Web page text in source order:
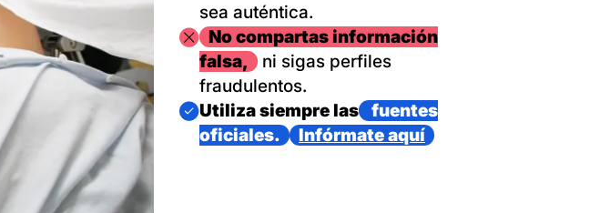
sea auténtica.
ImagenNo compartas información
falsa,
ni sigas perfiles
fraudulentos.
Imagen
Utiliza siempre las
fuentes
oficiales.
Infórmate aquí